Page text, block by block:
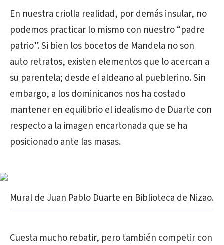
En nuestra criolla realidad, por demás insular, no
podemos practicar lo mismo con nuestro “padre
patrio”. Si bien los bocetos de Mandela no son
auto retratos, existen elementos que lo acercan a
su parentela; desde el aldeano al pueblerino. Sin
embargo, a los dominicanos nos ha costado
mantener en equilibrio el idealismo de Duarte con
respecto a la imagen encartonada que se ha
posicionado ante las masas.
Mural de Juan Pablo Duarte en Biblioteca de Nizao.
Cuesta mucho rebatir, pero también competir con